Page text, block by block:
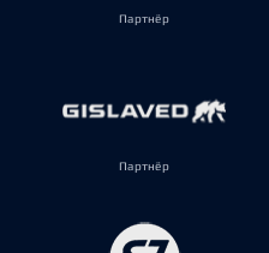
Партнёр
Партнёр